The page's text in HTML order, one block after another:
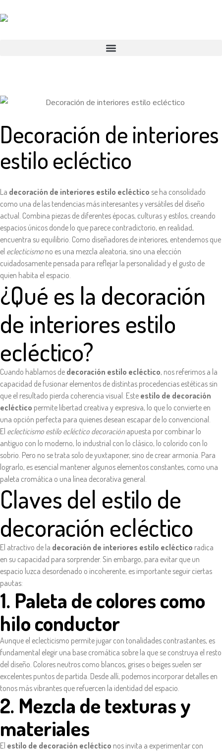
Decoración de interiores
estilo ecléctico
La decoración de interiores estilo ecléctico se ha consolidado
como una de las tendencias más interesantes y versátiles del diseño
actual. Combina piezas de diferentes épocas, culturas y estilos, creando
espacios únicos donde lo que parece contradictorio, en realidad,
encuentra su equilibrio. Como diseñadores de interiores, entendemos que
el eclecticismo no es una mezcla aleatoria, sino una elección
cuidadosamente pensada para reflejar la personalidad y el gusto de
quien habita el espacio.
¿Qué es la decoración
de interiores estilo
ecléctico?
Cuando hablamos de decoración estilo ecléctico, nos referimos a la
capacidad de fusionar elementos de distintas procedencias estéticas sin
que el resultado pierda coherencia visual. Este estilo de decoración
ecléctico permite libertad creativa y expresiva, lo que lo convierte en
una opción perfecta para quienes desean escapar de lo convencional.
El eclecticismo estilo ecléctico decoraciónapuesta por combinar lo
antiguo con lo moderno, lo industrial con lo clásico, lo colorido con lo
sobrio. Pero no se trata solo de yuxtaponer, sino de crear armonía. Para
lograrlo, es esencial mantener algunos elementos constantes, como una
paleta cromática o una línea decorativa general.
Claves del estilo de
decoración ecléctico
El atractivo de la decoración de interiores estilo ecléctico radica
en su capacidad para sorprender. Sin embargo, para evitar que un
espacio luzca desordenado o incoherente, es importante seguir ciertas
pautas:
1. Paleta de colores como
hilo conductor
Aunque el eclecticismo permite jugar con tonalidades contrastantes, es
fundamental elegir una base cromática sobre la que se construya el resto
del diseño. Colores neutros como blancos, grises o beiges suelen ser
excelentes puntos de partida. Desde allí, podemos incorporar detalles en
tonos más vibrantes que refuercen la identidad del espacio.
2. Mezcla de texturas y
materiales
El estilo de decoración ecléctico nos invita a experimentar con